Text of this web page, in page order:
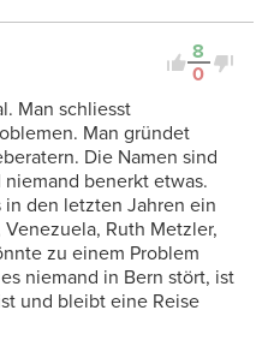
8
0
Man schliesst
Man gründet
Die Namen sind
benerkt etwas.
in den letzten Jahren ein
Ruth Metzler,
zu einem Problem
niemand in Bern stört, ist
und bleibt eine Reise